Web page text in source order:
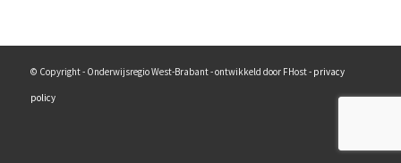
© Copyright - Onderwijsregio West-Brabant - ontwikkeld door FHost - privacy
policy